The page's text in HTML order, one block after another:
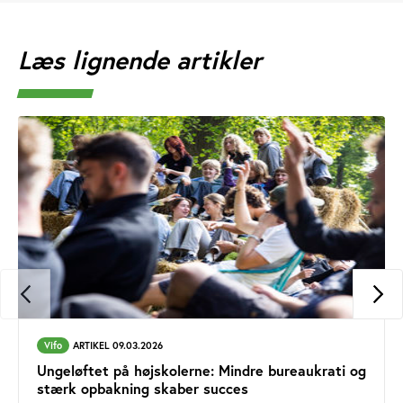
Læs lignende artikler
Vifo ARTIKEL 09.03.2026
Ungeløftet på højskolerne: Mindre bureaukrati og
stærk opbakning skaber succes